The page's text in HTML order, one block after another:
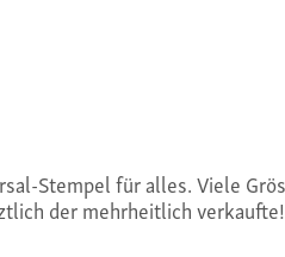
Stempel für alles. Viele
der mehrheitlich